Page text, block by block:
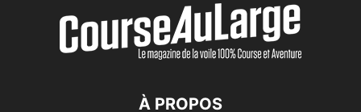
À PROPOS